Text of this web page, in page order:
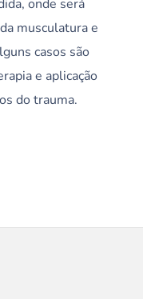
onde será
musculatura e
casos são
e aplicação
do trauma.